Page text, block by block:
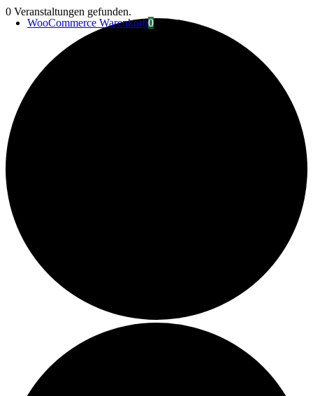
Zum
InhaltWooCommerce Warenkorb0
0 Veranstaltungen gefunden.